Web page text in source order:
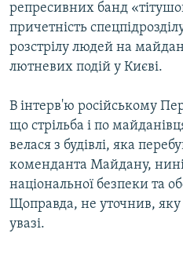
репресивних банд
причетність
розстрілу людей на
лютневих подій у Києві.
В інтерв'ю російському
що стрільба і по
велася з будівлі, яка
коменданта Майдану,
національної безпеки та
Щоправда, не уточнив, яку
увазі.